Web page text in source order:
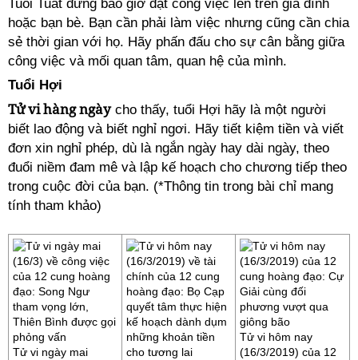
Tuổi Tuất đừng bao giờ đặt công việc lên trên gia đình
hoặc bạn bè. Bạn cần phải làm việc nhưng cũng cần chia
sẻ thời gian với họ. Hãy phấn đấu cho sự cân bằng giữa
công việc và mối quan tâm, quan hệ của mình.
Tuổi Hợi
Tử vi hàng ngàycho thấy, tuổi Hợi hãy là một người
biết lao động và biết nghỉ ngơi. Hãy tiết kiệm tiền và viết
đơn xin nghỉ phép, dù là ngắn ngày hay dài ngày, theo
đuổi niềm đam mê và lập kế hoạch cho chương tiếp theo
trong cuộc đời của bạn. (*Thông tin trong bài chỉ mang
tính tham khảo)
Tử vi ngày mai
Tử vi hôm nay
(16/3/2019) của 12